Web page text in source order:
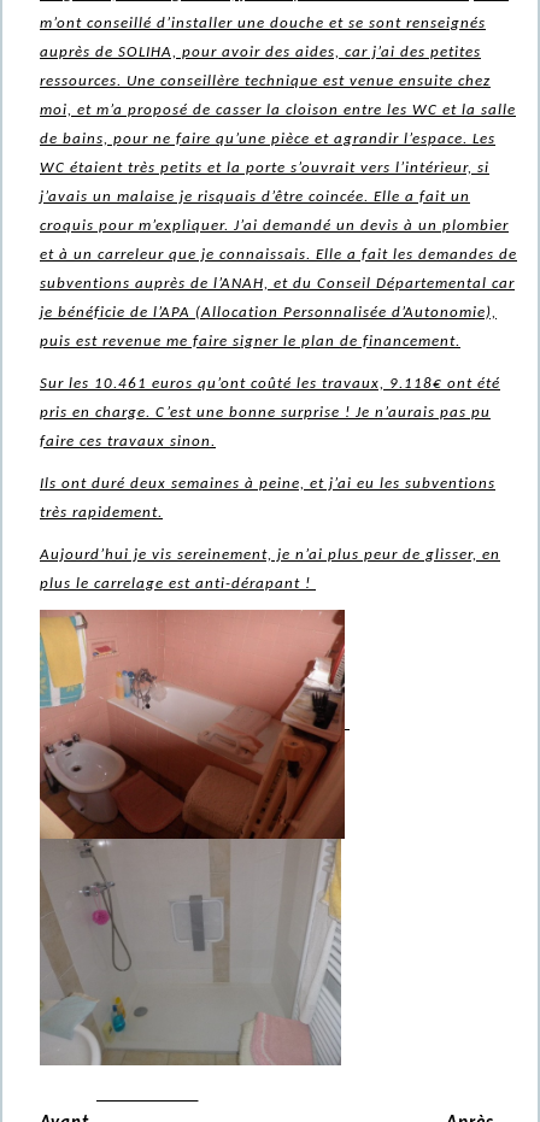
m’ont conseillé d’installer une douche et se sont renseignés
auprès de SOLIHA, pour avoir des aides, car j’ai des petites
ressources. Une conseillère technique est venue ensuite chez
moi, et m’a proposé de casser la cloison entre les WC et la salle
de bains, pour ne faire qu’une pièce et agrandir l’espace. Les
WC étaient très petits et la porte s’ouvrait vers l’intérieur, si
j’avais un malaise je risquais d’être coincée. Elle a fait un
croquis pour m’expliquer. J’ai demandé un devis à un plombier
et à un carreleur que je connaissais. Elle a fait les demandes de
subventions auprès de l’ANAH, et du Conseil Départemental car
je bénéficie de l’APA (Allocation Personnalisée d’Autonomie),
puis est revenue me faire signer le plan de financement.
Sur les 10.461 euros qu’ont coûté les travaux, 9.118€ ont été
pris en charge. C’est une bonne surprise ! Je n’aurais pas pu
faire ces travaux sinon.
Ils ont duré deux semaines à peine, et j’ai eu les subventions
très rapidement.
Aujourd’hui je vis sereinement, je n’ai plus peur de glisser, en
plus le carrelage est anti-dérapant !